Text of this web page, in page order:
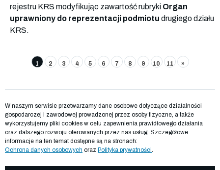
rejestru KRS modyfikując zawartość rubryki Organ
uprawniony do reprezentacji podmiotu drugiego działu
KRS.
1 2 3 4 5 6 7 8 9 10 11 »
W naszym serwisie przetwarzamy dane osobowe dotyczące działalności
gospodarczej i zawodowej prowadzonej przez osoby fizyczne, a także
wykorzystujemy pliki cookies w celu zapewnienia prawidłowego działania
oraz dalszego rozwoju oferowanych przez nas usług. Szczegółowe
informacje na ten temat dostępne są na stronach:
Ochrona danych osobowych oraz Polityka prywatności